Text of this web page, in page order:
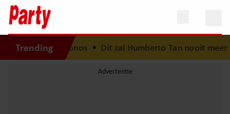
Trending
op Mykonos•Dit zal Humberto Tan nooit meer